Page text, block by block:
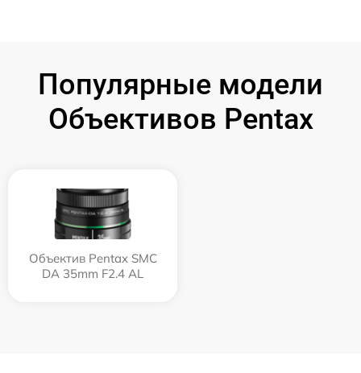
Популярные модели
Объективов Pentax
Объектив Pentax SMC
DA 35mm F2.4 AL